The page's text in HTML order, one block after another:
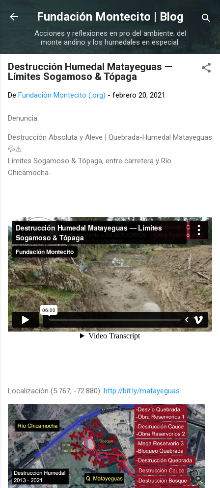
Ir al contenido principal
Fundación Montecito | Blog
Acciones y reflexiones en pro del ambiente; del
monte andino y los humedales en especial.
Destrucción Humedal Matayeguas —
Límites Sogamoso & Tópaga
De Fundación Montecito (.org) - febrero 20, 2021
Denuncia.
Destrucción Absoluta y Aleve | Quebrada-Humedal Matayeguas
💦⚠
Límites Sogamoso & Tópaga, entre carretera y Río
Chicamocha.
Localización (5.767, -72.880): http://bit.ly/matayeguas